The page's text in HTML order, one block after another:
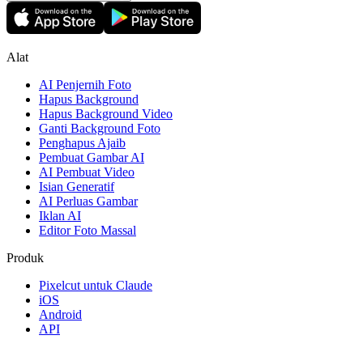
Alat
AI Penjernih Foto
Hapus Background
Hapus Background Video
Ganti Background Foto
Penghapus Ajaib
Pembuat Gambar AI
AI Pembuat Video
Isian Generatif
AI Perluas Gambar
Iklan AI
Editor Foto Massal
Produk
Pixelcut untuk Claude
iOS
Android
API